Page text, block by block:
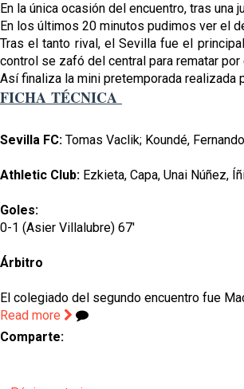
En la única ocasión del encuentro, tras
En los últimos 20 minutos pudimos ver el
Tras el tanto rival, el Sevilla fue el
control se zafó del central para rematar
Así finaliza la mini pretemporada realizada
FICHA TÉCNICA
Sevilla FC: Tomas Vaclik; Koundé,
Athletic Club: Ezkieta, Capa, Unai Núñez,
Goles:
0-1 (Asier Villalubre) 67'
Árbitro
El colegiado del segundo encuentro fue
Read more
Comparte: